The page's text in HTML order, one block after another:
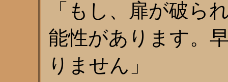
「もし、扉が破ら
能性があります。
りません」